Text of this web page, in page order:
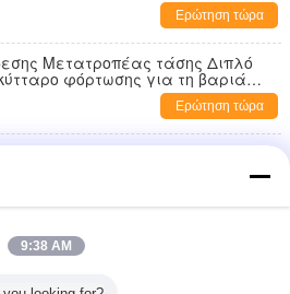
Ερώτηση τώρα
Μετατροπέας τάσης Διπλό
φόρτωσης για τη βαριά
Ερώτηση τώρα
20.000kg Portable Axle Scale Portable
Various Applications
9:38 AM